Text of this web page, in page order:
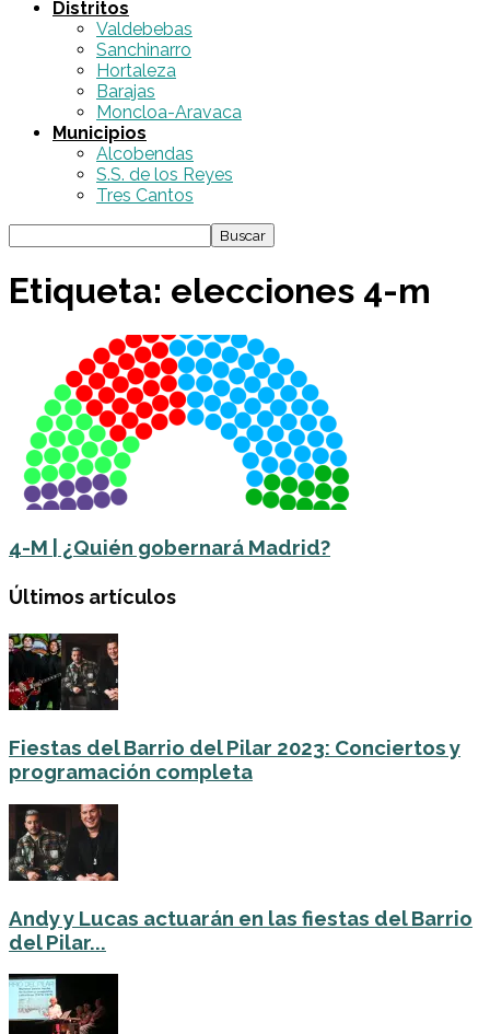
Distritos
Valdebebas
Sanchinarro
Hortaleza
Barajas
Moncloa-Aravaca
Municipios
Alcobendas
S.S. de los Reyes
Tres Cantos
Etiqueta: elecciones 4-m
4-M | ¿Quién gobernará Madrid?
Últimos artículos
Fiestas del Barrio del Pilar 2023: Conciertos y
programación completa
Andy y Lucas actuarán en las fiestas del Barrio
del Pilar...